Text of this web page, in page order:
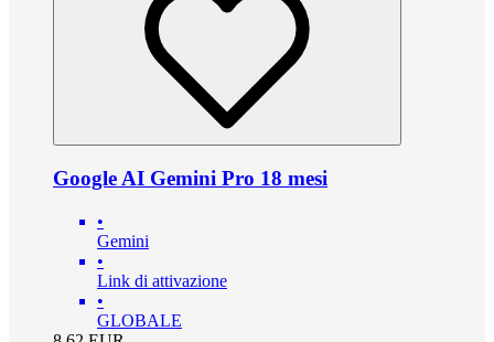
Google AI Gemini Pro 18 mesi
•
Gemini
•
Link di attivazione
•
GLOBALE